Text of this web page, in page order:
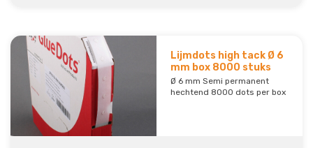
Lijmdots high tack Ø 6
mm box 8000 stuks
Ø 6 mm Semi permanent
hechtend 8000 dots per box